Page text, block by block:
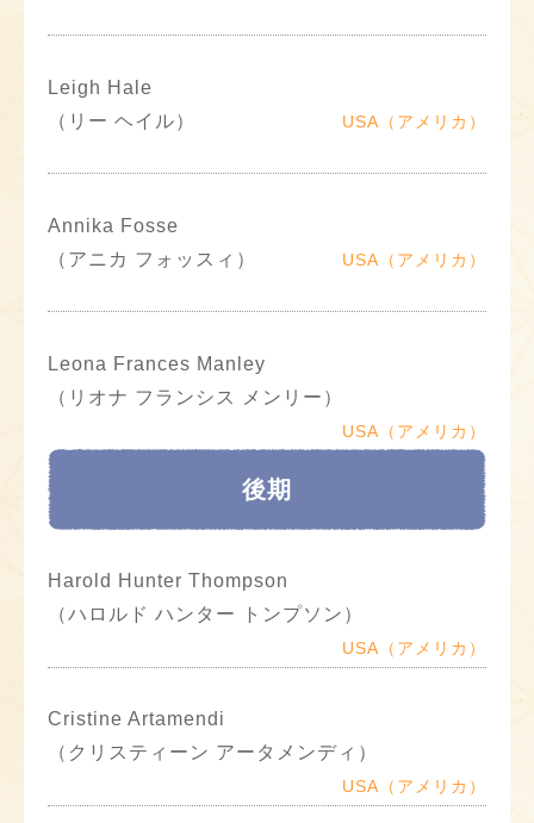
Leigh Hale
（リー ヘイル）
USA（アメリカ）
Annika Fosse
（アニカ フォッスィ）
USA（アメリカ）
Leona Frances Manley
（リオナ フランシス メンリー）
USA（アメリカ）
後期
Harold Hunter Thompson
（ハロルド ハンター トンプソン）
USA（アメリカ）
Cristine Artamendi
（クリスティーン アータメンディ）
USA（アメリカ）